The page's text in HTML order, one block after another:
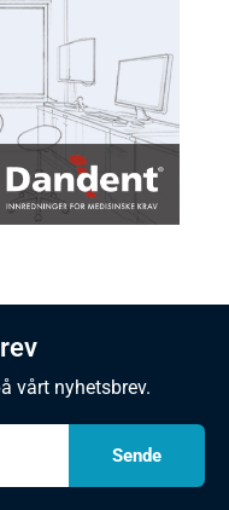
vårt nyhetsbrev.